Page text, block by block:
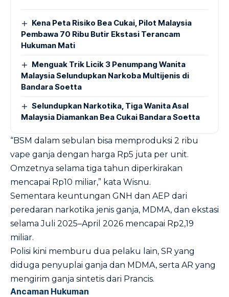
Kena Peta Risiko Bea Cukai, Pilot Malaysia
Pembawa 70 Ribu Butir Ekstasi Terancam
Hukuman Mati
Menguak Trik Licik 3 Penumpang Wanita
Malaysia Selundupkan Narkoba Multijenis di
Bandara Soetta
Selundupkan Narkotika, Tiga Wanita Asal
Malaysia Diamankan Bea Cukai Bandara Soetta
“BSM dalam sebulan bisa memproduksi 2 ribu
vape ganja dengan harga Rp5 juta per unit.
Omzetnya selama tiga tahun diperkirakan
mencapai Rp10 miliar,” kata Wisnu.
Sementara keuntungan GNH dan AEP dari
peredaran narkotika jenis ganja, MDMA, dan ekstasi
selama Juli 2025–April 2026 mencapai Rp2,19
miliar.
Polisi kini memburu dua pelaku lain, SR yang
diduga penyuplai ganja dan MDMA, serta AR yang
mengirim ganja sintetis dari Prancis.
Ancaman Hukuman